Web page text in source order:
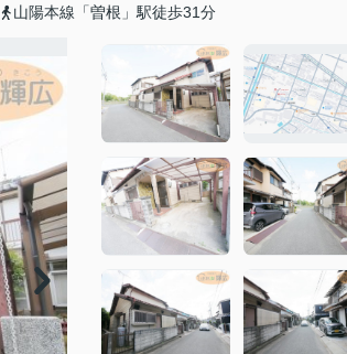
山陽本線「曽根」駅徒歩31分